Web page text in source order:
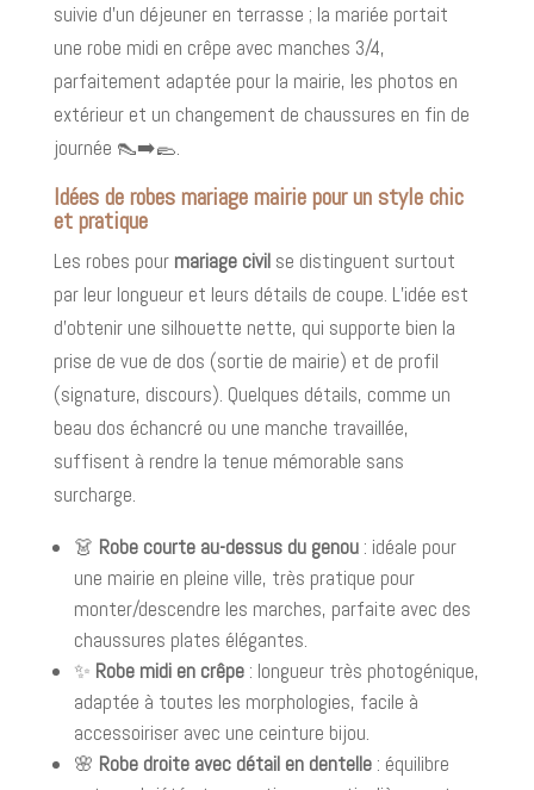
suivie d’un déjeuner en terrasse ; la mariée portait
une robe midi en crêpe avec manches 3/4,
parfaitement adaptée pour la mairie, les photos en
extérieur et un changement de chaussures en fin de
journée 👠➡️🥿.
Idées de robes mariage mairie pour un style chic
et pratique
Les robes pour mariage civilse distinguent surtout
par leur longueur et leurs détails de coupe. L’idée est
d’obtenir une silhouette nette, qui supporte bien la
prise de vue de dos (sortie de mairie) et de profil
(signature, discours). Quelques détails, comme un
beau dos échancré ou une manche travaillée,
suffisent à rendre la tenue mémorable sans
surcharge.
👗 Robe courte au-dessus du genou: idéale pour
une mairie en pleine ville, très pratique pour
monter/descendre les marches, parfaite avec des
chaussures plates élégantes.
✨ Robe midi en crêpe: longueur très photogénique,
adaptée à toutes les morphologies, facile à
accessoiriser avec une ceinture bijou.
🌸 Robe droite avec détail en dentelle: équilibre